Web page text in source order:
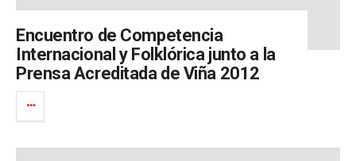
Encuentro de Competencia
Internacional y Folklórica junto a la
Prensa Acreditada de Viña 2012